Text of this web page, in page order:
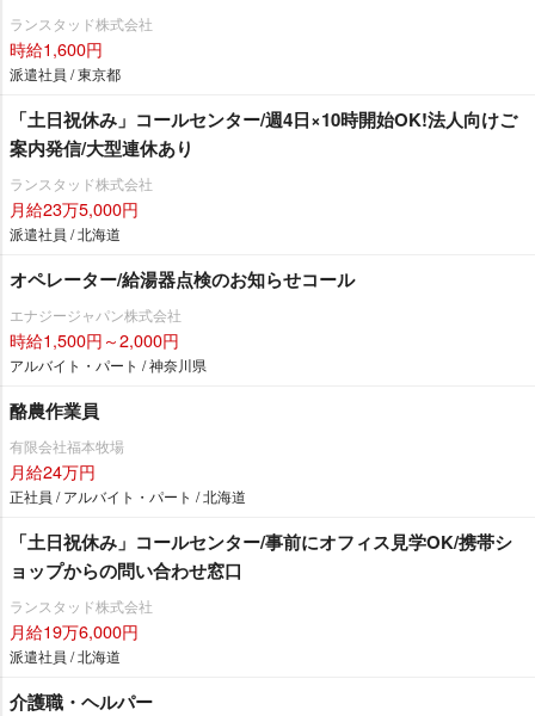
ランスタッド株式会社
時給1,600円
派遣社員 / 東京都
「土日祝休み」コールセンター/週4日×10時開始OK!法人向けご
案内発信/大型連休あり
ランスタッド株式会社
月給23万5,000円
派遣社員 / 北海道
オペレーター/給湯器点検のお知らせコール
エナジージャパン株式会社
時給1,500円～2,000円
アルバイト・パート / 神奈川県
酪農作業員
有限会社福本牧場
月給24万円
正社員 / アルバイト・パート / 北海道
「土日祝休み」コールセンター/事前にオフィス見学OK/携帯シ
ョップからの問い合わせ窓口
ランスタッド株式会社
月給19万6,000円
派遣社員 / 北海道
介護職・ヘルパー